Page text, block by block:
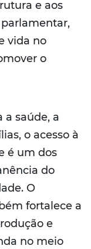
e aos
parlamentar,
vida no
o
a saúde, a
o acesso à
é um dos
do
O
fortalece a
e
no meio